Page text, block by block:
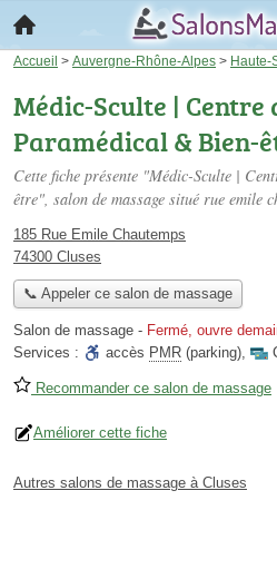
Accueil > Auvergne-Rhône-Alpes > Haute-
Médic-Sculte | Centre
Paramédical & Bien-
Cette fiche présente "Médic-Sculte |
être", salon de massage situé rue emile
185 Rue Emile Chautemps
74300 Cluses
📞 Appeler ce salon de massage
Salon de massage - Fermé, ouvre
Services :
accès PMR (parking),
Recommander ce salon de massage
Améliorer cette fiche
Autres salons de massage à Cluses